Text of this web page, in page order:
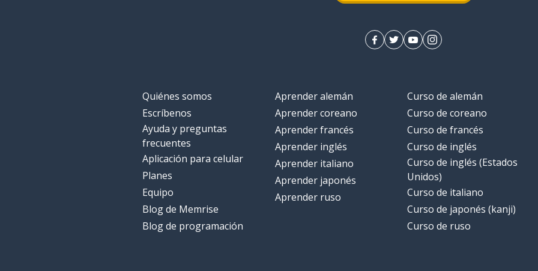
Quiénes somos
Escríbenos
Ayuda y preguntas
frecuentes
Aplicación para celular
Planes
Equipo
Blog de Memrise
Blog de programación
Aprender alemán
Aprender coreano
Aprender francés
Aprender inglés
Aprender italiano
Aprender japonés
Aprender ruso
Curso de alemán
Curso de coreano
Curso de francés
Curso de inglés
Curso de inglés (Estados
Unidos)
Curso de italiano
Curso de japonés (kanji)
Curso de ruso